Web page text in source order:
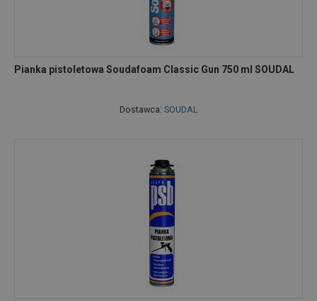
Pianka pistoletowa Soudafoam Classic Gun 750 ml SOUDAL
Dostawca: SOUDAL